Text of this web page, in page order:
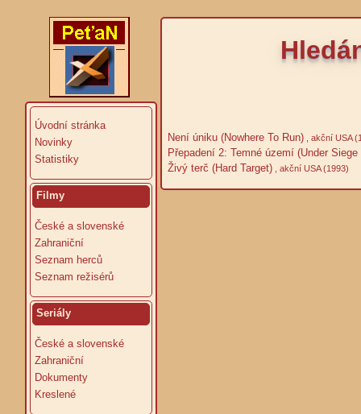
Úvodní stránka
Novinky
Statistiky
Filmy
České a slovenské
Zahraniční
Seznam herců
Seznam režisérů
Seriály
České a slovenské
Zahraniční
Dokumenty
Kreslené
Není úniku (Nowhere To Run) , akční USA
Přepadení 2: Temné území (Under
Živý terč (Hard Target) , akční USA (1993)